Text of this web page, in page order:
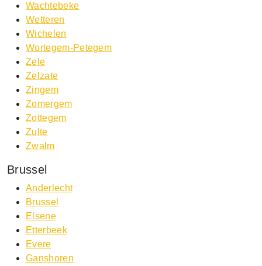
Wachtebeke
Wetteren
Wichelen
Wortegem-Petegem
Zele
Zelzate
Zingem
Zomergem
Zottegem
Zulte
Zwalm
Brussel
Anderlecht
Brussel
Elsene
Etterbeek
Evere
Ganshoren